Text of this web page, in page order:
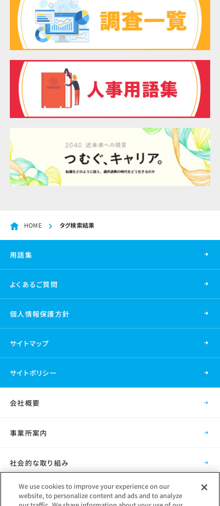
HOME タグ検索結果
用語集
よくあるご質問
個人情報保護方針
サイトマップ
サイトポリシー
会社概要
事業所案内
社会的な取り組み
採用情報
We use cookies to improve your experience on our
website, to personalize content and ads and to analyze